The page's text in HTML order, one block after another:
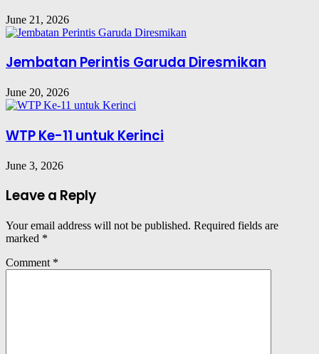
June 21, 2026
Jembatan Perintis Garuda Diresmikan
June 20, 2026
WTP Ke-11 untuk Kerinci
June 3, 2026
Leave a Reply
Your email address will not be published. Required fields are
marked *
Comment *